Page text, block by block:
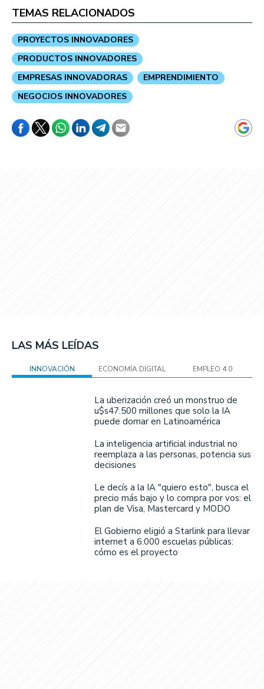
TEMAS RELACIONADOS
PROYECTOS INNOVADORES
PRODUCTOS INNOVADORES
EMPRESAS INNOVADORAS
EMPRENDIMIENTO
NEGOCIOS INNOVADORES
LAS MÁS LEÍDAS
INNOVACIÓN ECONOMÍA DIGITAL EMPLEO 4.0
La uberización creó un monstruo de
u$s47.500 millones que solo la IA
puede domar en Latinoamérica
La inteligencia artificial industrial no
reemplaza a las personas, potencia sus
decisiones
Le decís a la IA "quiero esto", busca el
precio más bajo y lo compra por vos: el
plan de Visa, Mastercard y MODO
El Gobierno eligió a Starlink para llevar
internet a 6.000 escuelas públicas:
cómo es el proyecto